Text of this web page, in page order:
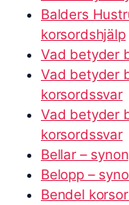
Balders
korsordshjälp
Vad betyder
Vad betyder
korsordssvar
Vad betyder
korsordssvar
Bellar –
Belopp –
Bendel